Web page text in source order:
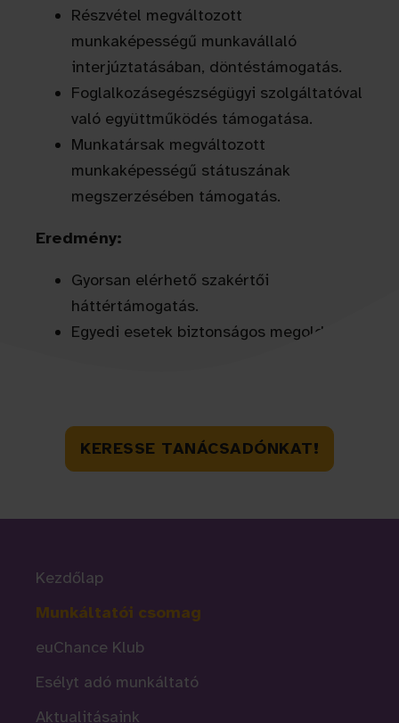
Részvétel megváltozott
munkaképességű munkavállaló
interjúztatásában, döntéstámogatás.
Foglalkozásegészségügyi szolgáltatóval
való együttműködés támogatása.
Munkatársak megváltozott
munkaképességű státuszának
megszerzésében támogatás.
Eredmény:
Gyorsan elérhető szakértői
háttértámogatás.
Egyedi esetek biztonságos megoldása.
KERESSE TANÁCSADÓNKAT!
Kezdőlap
Munkáltatói csomag
euChance Klub
Esélyt adó munkáltató
Aktualitásaink